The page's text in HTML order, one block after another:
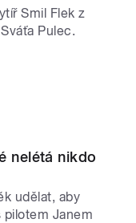
Smil Flek z
Pulec.
nelétá nikdo
udělat, aby
Janem